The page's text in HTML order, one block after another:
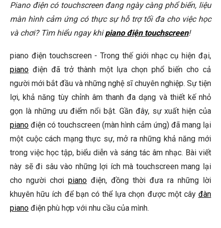
Tôi có thể thay thế touchscreen nếu nó bị hỏng không?
Touchscreen có làm tăng giá thành của piano điện không?
🎹 Sản Phẩm Piano Nổi Bật Tại Elite Piano
Kết Luận
Piano điện có touchscreen đang ngày càng phổ biến, liệu
màn hình cảm ứng có thực sự hỗ trợ tối đa cho việc học
và chơi? Tìm hiểu ngay khipiano điện touchscreen!
piano điện touchscreen - Trong thế giới nhạc cụ hiện đại,
piano điện đã trở thành một lựa chọn phổ biến cho cả
người mới bắt đầu và những nghệ sĩ chuyên nghiệp. Sự tiện
lợi, khả năng tùy chỉnh âm thanh đa dạng và thiết kế nhỏ
gọn là những ưu điểm nổi bật. Gần đây, sự xuất hiện của
piano điện có touchscreen (màn hình cảm ứng) đã mang lại
một cuộc cách mạng thực sự, mở ra những khả năng mới
trong việc học tập, biểu diễn và sáng tác âm nhạc. Bài viết
này sẽ đi sâu vào những lợi ích mà touchscreen mang lại
cho người chơi piano điện, đồng thời đưa ra những lời
khuyên hữu ích để bạn có thể lựa chọn được một cây đàn
piano điện phù hợp với nhu cầu của mình.